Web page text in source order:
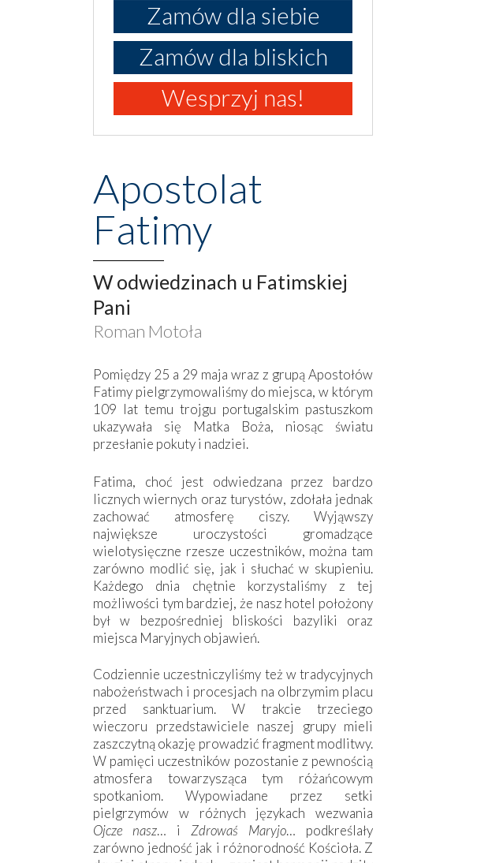
Zamów dla siebie
Zamów dla bliskich
Wesprzyj nas!
Apostolat
Fatimy
W odwiedzinach u Fatimskiej
Pani
Roman Motoła
Pomiędzy 25 a 29 maja wraz z grupą Apostołów
Fatimy pielgrzymowaliśmy do miejsca, w którym
109 lat temu trojgu portugalskim pastuszkom
ukazywała się Matka Boża, niosąc światu
przesłanie pokuty i nadziei.
Fatima, choć jest odwiedzana przez bardzo
licznych wiernych oraz turystów, zdołała jednak
zachować atmosferę ciszy. Wyjąwszy
największe uroczystości gromadzące
wielotysięczne rzesze uczestników, można tam
zarówno modlić się, jak i słuchać w skupieniu.
Każdego dnia chętnie korzystaliśmy z tej
możliwości tym bardziej, że nasz hotel położony
był w bezpośredniej bliskości bazyliki oraz
miejsca Maryjnych objawień.
Codziennie uczestniczyliśmy też w tradycyjnych
nabożeństwach i procesjach na olbrzymim placu
przed sanktuarium. W trakcie trzeciego
wieczoru przedstawiciele naszej grupy mieli
zaszczytną okazję prowadzić fragment modlitwy.
W pamięci uczestników pozostanie z pewnością
atmosfera towarzysząca tym różańcowym
spotkaniom. Wypowiadane przez setki
pielgrzymów w różnych językach wezwania
Ojcze nasz… i Zdrowaś Maryjo… podkreślały
zarówno jedność jak i różnorodność Kościoła. Z